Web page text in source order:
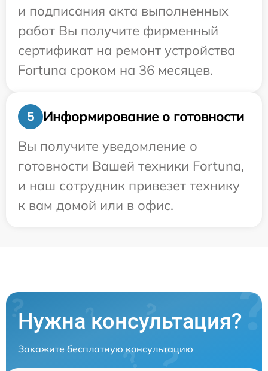
и подписания акта выполненных
работ Вы получите фирменный
сертификат на ремонт устройства
Fortuna сроком на 36 месяцев.
5
Информирование о готовности
Вы получите уведомление о
готовности Вашей техники Fortuna,
и наш сотрудник привезет технику
к вам домой или в офис.
Нужна консультация?
Закажите бесплатную консультацию